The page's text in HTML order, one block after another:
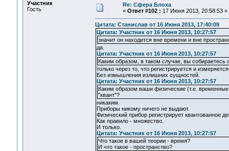
Участник
Гость
Re: Сфера Блоха
« Ответ #102 : 17 Июня 2013, 20:58:53 »
Цитата: Станислав от 16 Июня 2013, 17:40:09
Цитата: Участник от 16 Июня 2013, 10:27:57
значит он находится вне времени и вне
да.
Цитата: Участник от 16 Июня 2013, 10:27:57
Каким образом, в таком случае, вы
только через то, что регистрируется и
Без измышления излишних сущностей.
Цитата: Участник от 16 Июня 2013, 10:27:57
Каким образом ваши физические (т.е.
"квант"?
никаким.
Приборы никому ничего не выдают.
Физический прибор регистрирует квантованное
Как правило - множество.
И только.
Цитата: Участник от 16 Июня 2013, 10:27:57
Что такое в вашей теории - время?
И что такое - пространство?